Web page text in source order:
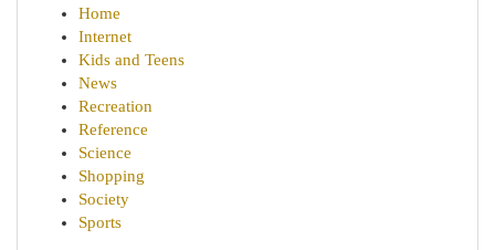
Home
Internet
Kids and Teens
News
Recreation
Reference
Science
Shopping
Society
Sports